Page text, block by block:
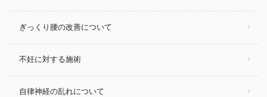
ぎっくり腰の改善について
不妊に対する施術
自律神経の乱れについて